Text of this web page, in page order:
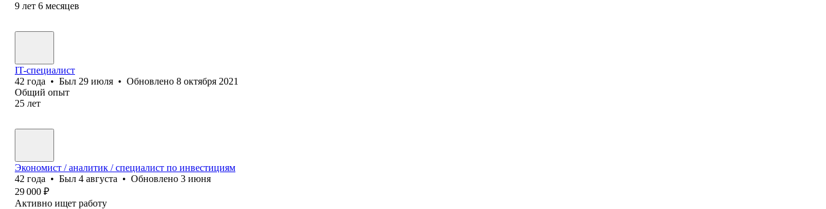
9 лет 6 месяцев
IT-специалист
42 года • Был 29 июля • Обновлено 8 октября 2021
Общий опыт
25 лет
Экономист / аналитик / специалист по инвестициям
42 года • Был 4 августа • Обновлено 3 июня
29 000 ₽
Активно ищет работу